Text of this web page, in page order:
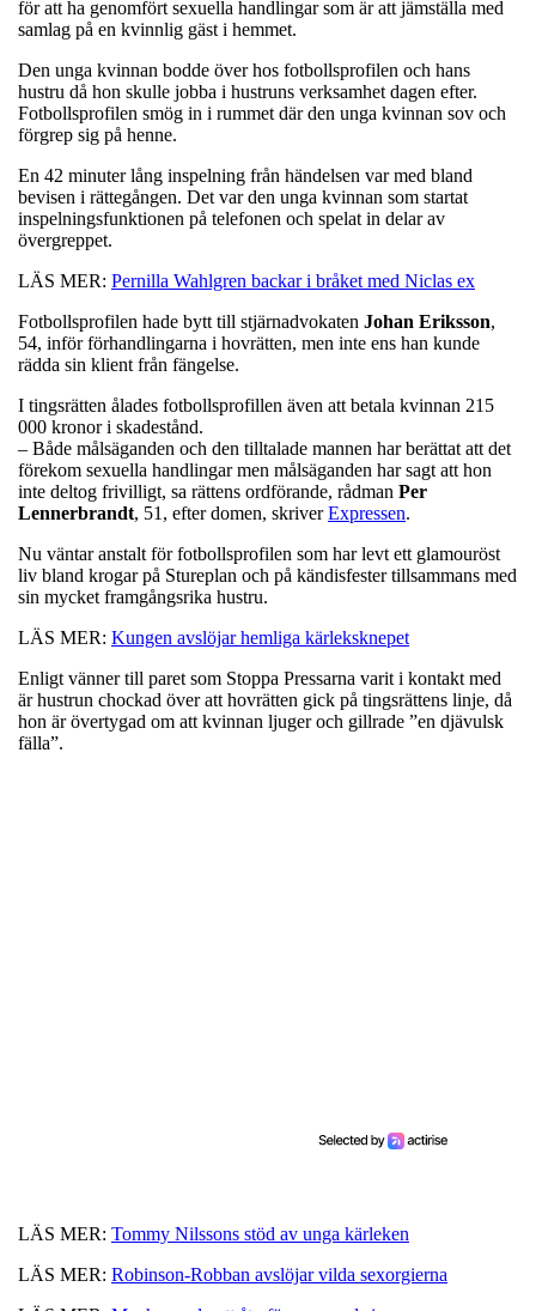
för att ha genomfört sexuella handlingar som är att jämställa med
samlag på en kvinnlig gäst i hemmet.
Den unga kvinnan bodde över hos fotbollsprofilen och hans
hustru då hon skulle jobba i hustruns verksamhet dagen efter.
Fotbollsprofilen smög in i rummet där den unga kvinnan sov och
förgrep sig på henne.
En 42 minuter lång inspelning från händelsen var med bland
bevisen i rättegången. Det var den unga kvinnan som startat
inspelningsfunktionen på telefonen och spelat in delar av
övergreppet.
LÄS MER: Pernilla Wahlgren backar i bråket med Niclas ex
Fotbollsprofilen hade bytt till stjärnadvokaten Johan Eriksson,
54, inför förhandlingarna i hovrätten, men inte ens han kunde
rädda sin klient från fängelse.
I tingsrätten ålades fotbollsprofillen även att betala kvinnan 215
000 kronor i skadestånd.
– Både målsäganden och den tilltalade mannen har berättat att det
förekom sexuella handlingar men målsäganden har sagt att hon
inte deltog frivilligt, sa rättens ordförande, rådman Per
Lennerbrandt, 51, efter domen, skriverExpressen.
Nu väntar anstalt för fotbollsprofilen som har levt ett glamouröst
liv bland krogar på Stureplan och på kändisfester tillsammans med
sin mycket framgångsrika hustru.
LÄS MER: Kungen avslöjar hemliga kärleksknepet
Enligt vänner till paret som Stoppa Pressarna varit i kontakt med
är hustrun chockad över att hovrätten gick på tingsrättens linje, då
hon är övertygad om att kvinnan ljuger och gillrade ”en djävulsk
fälla”.
LÄS MER: Tommy Nilssons stöd av unga kärleken
LÄS MER: Robinson-Robban avslöjar vilda sexorgierna